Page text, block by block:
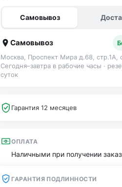
Самовывоз
Самовывоз
Москва, Проспект Мира д.68, стр.1А,
Сегодня–завтра в рабочие часы ·
суток
Гарантия 12 месяцев
ОПЛАТА
Наличными при получении
ГАРАНТИЯ ПОДЛИННОСТИ